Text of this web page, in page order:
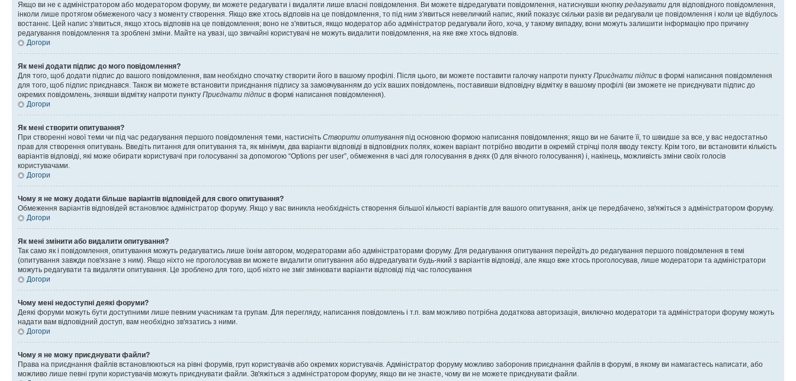
Якщо ви не є адміністратором або модератором форуму, ви можете редагувати і видаляти лише власні повідомлення. Ви можете відредагувати повідомлення, натиснувши кнопку редагувати для відповідного повідомлення,
інколи лише протягом обмеженого часу з моменту створення. Якщо вже хтось відповів на це повідомлення, то під ним з'явиться невеличкий напис, який показує скільки разів ви редагували це повідомлення і коли це відбулось
востаннє. Цей напис з'явиться, якщо хтось відповів на це повідомлення; воно не з'явиться, якщо модератор або адміністратор редагували його, хоча, у такому випадку, вони можуть залишити інформацію про причину
редагування повідомлення та зроблені зміни. Майте на увазі, що звичайні користувачі не можуть видалити повідомлення, на яке вже хтось відповів.
Догори
Як мені додати підпис до мого повідомлення?
Для того, щоб додати підпис до вашого повідомлення, вам необхідно спочатку створити його в вашому профілі. Після цього, ви можете поставити галочку напроти пункту Приєднати підпис в формі написання повідомлення
для того, щоб підпис приєднався. Також ви можете встановити приєднання підпису за замовчуванням до усіх ваших повідомлень, поставивши відповідну відмітку в вашому профілі (ви зможете не приєднувати підпис до
окремих повідомлень, знявши відмітку напроти пункту Приєднати підпис в формі написання повідомлення).
Догори
Як мені створити опитування?
При створенні нової теми чи під час редагування першого повідомлення теми, настисніть Створити опитування під основною формою написання повідомлення; якщо ви не бачите її, то швидше за все, у вас недостатньо
прав для створення опитувань. Введіть питання для опитування та, як мінімум, два варіанти відповіді в відповідних полях, кожен варіант потрібно вводити в окремій стрічці поля вводу тексту. Крім того, ви встановити кількість
варіантів відповіді, які може обирати користувачі при голосуванні за допомогою “Options per user”, обмеження в часі для голосування в днях (0 для вічного голосування) і, накінець, можливість зміни своїх голосів
користувачами.
Догори
Чому я не можу додати більше варіантів відповідей для свого опитування?
Обмеження варіантів відповідей встановлює адміністратор форуму. Якщо у вас виникла необхідність створення більшої кількості варіантів для вашого опитування, аніж це передбачено, зв'яжіться з адміністратором форуму.
Догори
Як мені змінити або видалити опитування?
Так само як і повідомлення, опитування можуть редагуватись лише їхнім автором, модераторами або адміністраторами форуму. Для редагування опитування перейдіть до редагування першого повідомлення в темі
(опитування завжди пов'язане з ним). Якщо ніхто не проголосував ви можете видалити опитування або відредагувати будь-який з варіантів відповіді, але якщо вже хтось проголосував, лише модератори та адміністратори
можуть редагувати та видаляти опитування. Це зроблено для того, щоб ніхто не зміг змінювати варіанти відповіді під час голосування
Догори
Чому мені недоступні деякі форуми?
Деякі форуми можуть бути доступними лише певним учасникам та групам. Для перегляду, написання повідомлень і т.п. вам можливо потрібна додаткова авторизація, виключно модератори та адміністратори форуму можуть
надати вам відповідний доступ, вам необхідно зв'язатись з ними.
Догори
Чому я не можу приєднувати файли?
Права на приєднання файлів встановлюються на рівні форумів, груп користувачів або окремих користувачів. Адміністратор форуму можливо заборонив приєднання файлів в форумі, в якому ви намагаєтесь написати, або
можливо лише певні групи користувачів можуть приєднувати файли. Зв'яжіться з адміністратором форуму, якщо ви не знаєте, чому ви не можете приєднувати файли.